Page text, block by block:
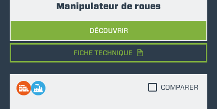
Manipulateur de roues
DÉCOUVRIR
FICHE TECHNIQUE
COMPARER